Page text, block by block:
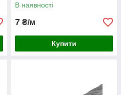
В наявності
7 ₴/м
Купити